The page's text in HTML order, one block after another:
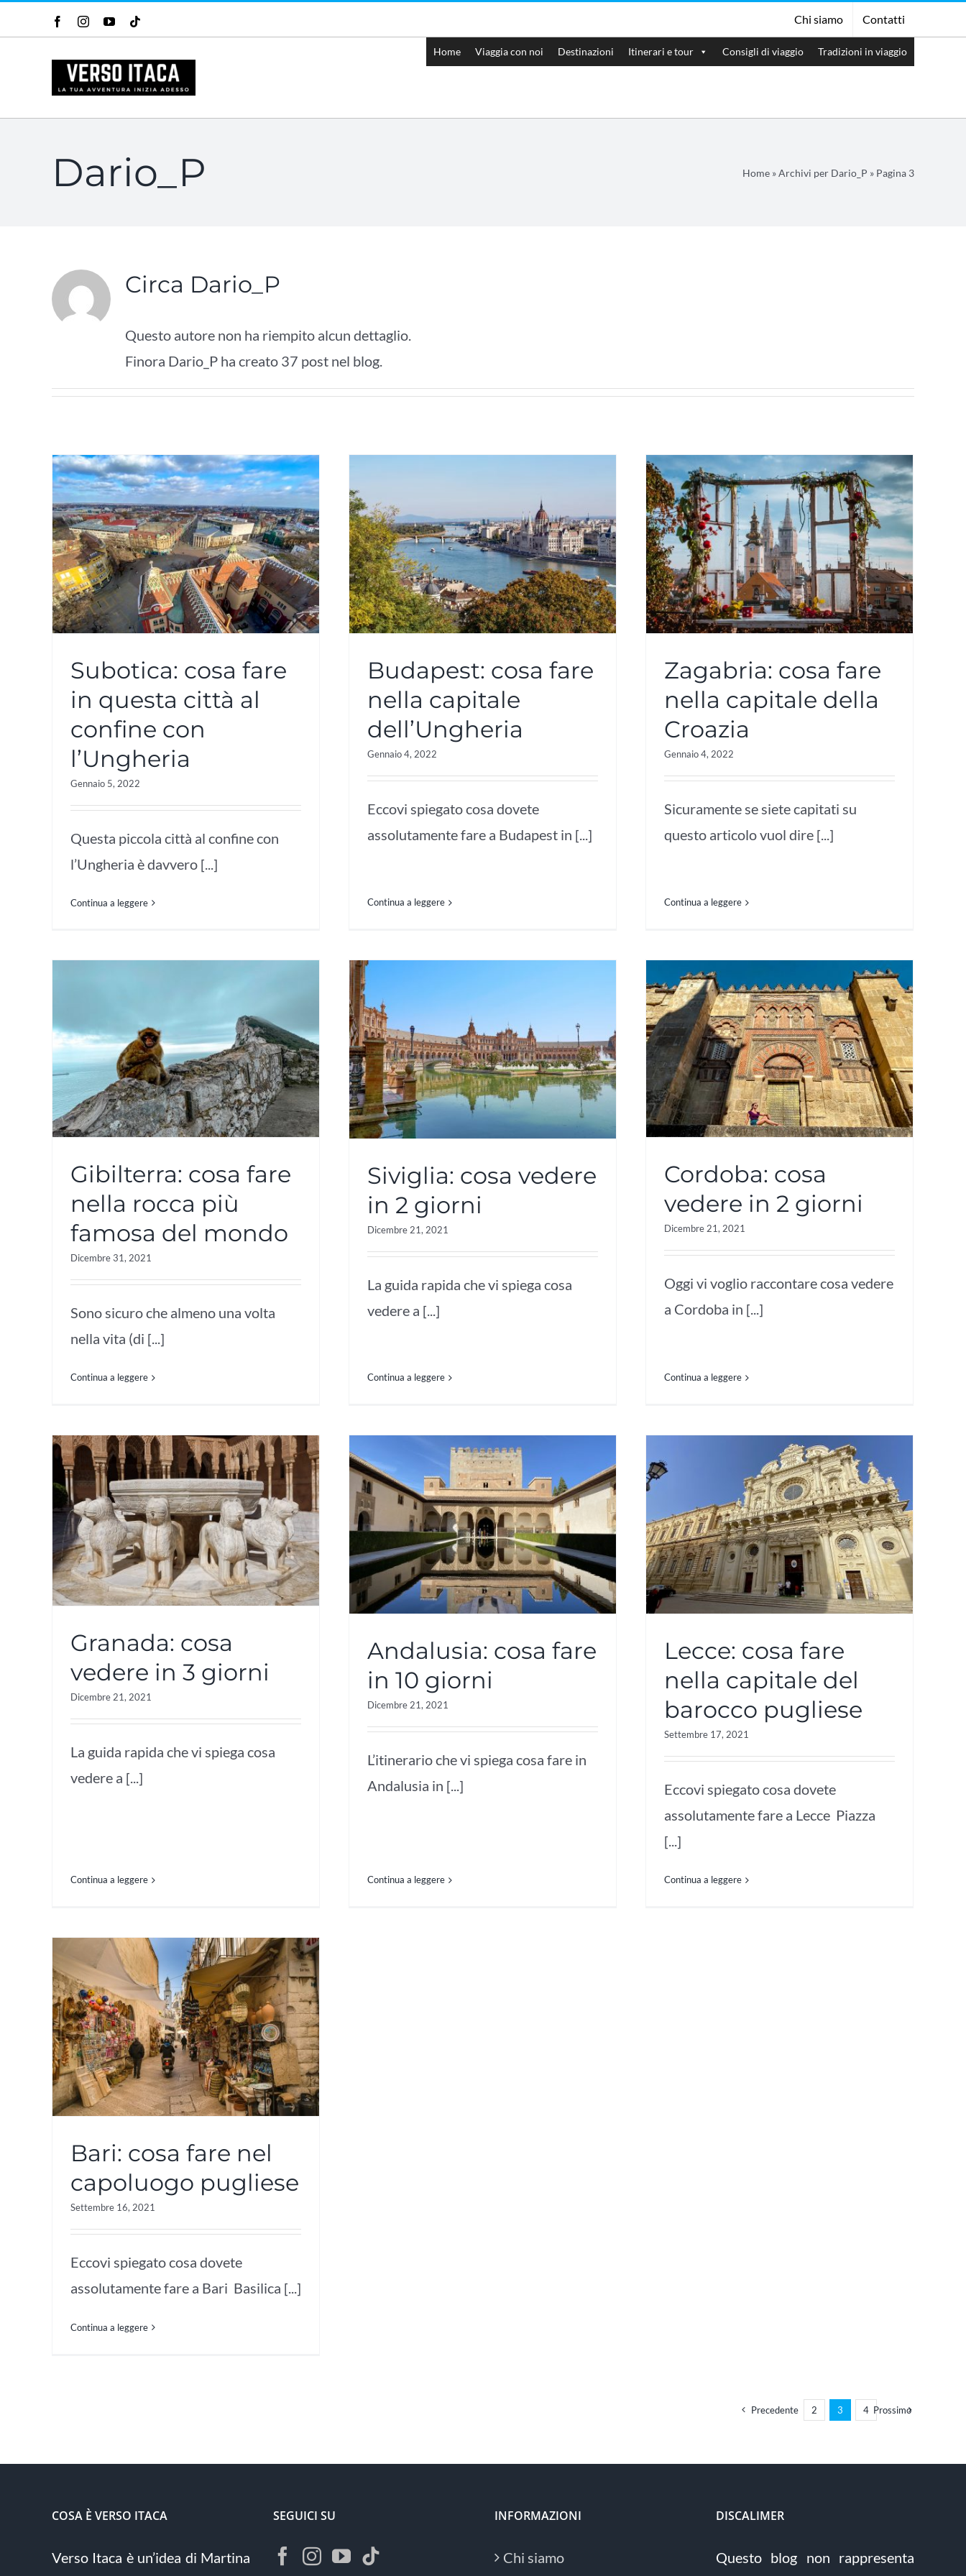
al
contenuto
FacebookInstagramYouTube Chi siamo Contatti
Home Viaggia con noi Destinazioni Itinerari e tour Consigli di viaggio Tradizioni in viaggio
Dario_P Home »Archivi per Dario_P » Pagina 3
Circa Dario_P
Questo autore non ha riempito alcun dettaglio.
Finora Dario_P ha creato 37 post nel blog.
Subotica: cosa fare
in questa città al
confine con
l’Ungheria
Gennaio 5, 2022
Questa piccola città al confine con
l’Ungheria è davvero [...]
Continua a leggere
Budapest: cosa fare
nella capitale
dell’Ungheria
Gennaio 4, 2022
Eccovi spiegato cosa dovete
assolutamente fare a Budapest in [...]
Continua a leggere
Zagabria: cosa fare
nella capitale della
Croazia
Gennaio 4, 2022
Sicuramente se siete capitati su
questo articolo vuol dire [...]
Continua a leggere
Gibilterra: cosa fare
nella rocca più
famosa del mondo
Dicembre 31, 2021
Sono sicuro che almeno una volta
nella vita (di [...]
Continua a leggere
Siviglia: cosa vedere
in 2 giorni
Dicembre 21, 2021
La guida rapida che vi spiega cosa
vedere a [...]
Continua a leggere
Cordoba: cosa
vedere in 2 giorni
Dicembre 21, 2021
Oggi vi voglio raccontare cosa vedere
a Cordoba in [...]
Continua a leggere
Granada: cosa
vedere in 3 giorni
Dicembre 21, 2021
La guida rapida che vi spiega cosa
vedere a [...]
Continua a leggere
Andalusia: cosa fare
in 10 giorni
Dicembre 21, 2021
L’itinerario che vi spiega cosa fare in
Andalusia in [...]
Continua a leggere
Lecce: cosa fare
nella capitale del
barocco pugliese
Settembre 17, 2021
Eccovi spiegato cosa dovete
assolutamente fare a Lecce Piazza
[...]
Continua a leggere
Bari: cosa fare nel
capoluogo pugliese
Settembre 16, 2021
Eccovi spiegato cosa dovete
assolutamente fare a Bari Basilica [...]
Continua a leggere
Precedente 2 3 4 Prossimo
COSA È VERSO ITACA
Verso Itaca è un’idea di Martina
SEGUICI SU INFORMAZIONI
Chi siamo
DISCALIMER
Questo blog non rappresenta